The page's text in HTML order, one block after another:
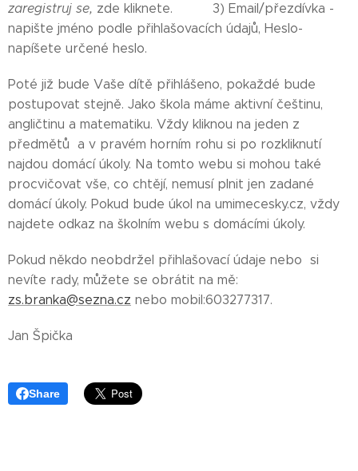
zaregistruj se, zde kliknete.
3) Email/přezdívka -
napište jméno podle přihlašovacích údajů, Heslo-
napíšete určené heslo.
Poté již bude Vaše dítě přihlášeno, pokaždé bude
postupovat stejně. Jako škola máme aktivní češtinu,
angličtinu a matematiku. Vždy kliknou na jeden z
předmětů a v pravém horním rohu si po rozkliknutí
najdou domácí úkoly. Na tomto webu si mohou také
procvičovat vše, co chtějí, nemusí plnit jen zadané
domácí úkoly. Pokud bude úkol na umimecesky.cz, vždy
najdete odkaz na školním webu s domácími úkoly.
Pokud někdo neobdržel přihlašovací údaje nebo si
nevíte rady, můžete se obrátit na mě:
zs.branka@sezna.cz nebo mobil:603277317.
Jan Špička
Share